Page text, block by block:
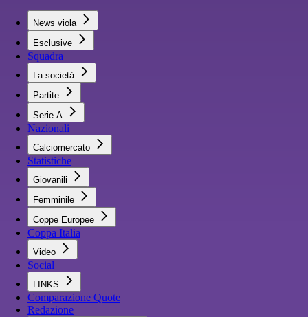
News viola
Esclusive
Squadra
La società
Partite
Serie A
Nazionali
Calciomercato
Statistiche
Giovanili
Femminile
Coppe Europee
Coppa Italia
Video
Social
LINKS
Comparazione Quote
Redazione